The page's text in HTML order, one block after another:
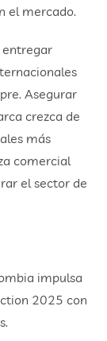
el mercado.
entregar
Asegurar
crezca de
más
comercial
el sector de
impulsa
2025 con